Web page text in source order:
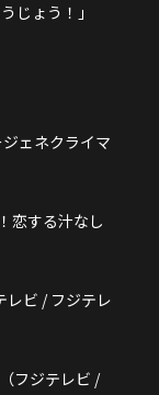
じょう！」
ェネクライマ
恋する汁なし
ビ / フジテレ
フジテレビ /